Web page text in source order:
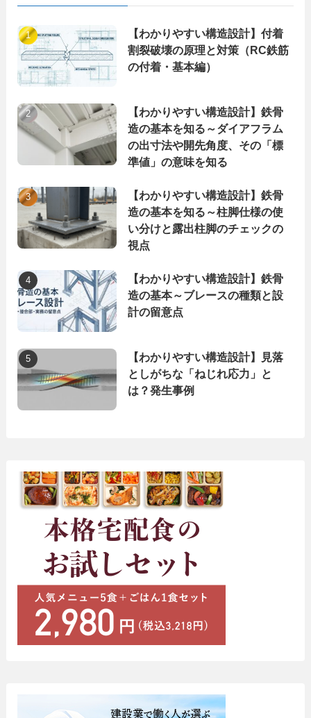
【わかりやすい構造設計】付着
割裂破壊の原理と対策（RC鉄筋
の付着・基本編）
【わかりやすい構造設計】鉄骨
造の基本を知る～ダイアフラム
の出寸法や開先角度、その「標
準値」の意味を知る
【わかりやすい構造設計】鉄骨
造の基本を知る～柱脚仕様の使
い分けと露出柱脚のチェックの
視点
【わかりやすい構造設計】鉄骨
造の基本～ブレースの種類と設
計の留意点
【わかりやすい構造設計】見落
としがちな「ねじれ応力」と
は？発生事例